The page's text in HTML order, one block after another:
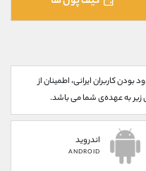
کاربران ایرانی، اطمینان از
به عهده‌ی شما می باشد.
اندروید
ANDROID
@alirezamehrabi_official